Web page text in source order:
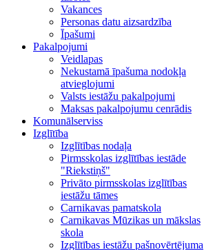
Vakances
Personas datu aizsardzība
Īpašumi
Pakalpojumi
Veidlapas
Nekustamā īpašuma nodokļa
atvieglojumi
Valsts iestāžu pakalpojumi
Maksas pakalpojumu cenrādis
Komunālserviss
Izglītība
Izglītības nodaļa
Pirmsskolas izglītības iestāde
"Riekstiņš"
Privāto pirmsskolas izglītības
iestāžu tāmes
Carnikavas pamatskola
Carnikavas Mūzikas un mākslas
skola
Izglītības iestāžu pašnovērtējuma